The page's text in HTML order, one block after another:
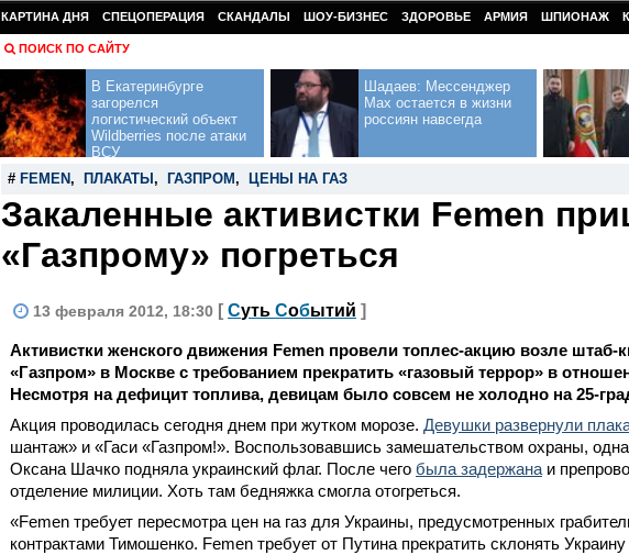
КАРТИНА ДНЯ СПЕЦОПЕРАЦИЯ СКАНДАЛЫ ШОУ-БИЗНЕС ЗДОРОВЬЕ АРМИЯ ШПИОНАЖ
ПОИСК ПО САЙТУ
В Екатеринбурге
загорелся
логистический объект
Wildberries после атаки
ВСУ
Шадаев: Мессенджер
Max остается в жизни
россиян навсегда
# FEMEN , ПЛАКАТЫ , ГАЗПРОМ , ЦЕНЫ НА ГАЗ
Закаленные активистки Femen
«Газпрому» погреться
13 февраля 2012, 18:30 [ Суть Событий ]
Активистки женского движения Femen провели топлес-акцию возле
«Газпром» в Москве с требованием прекратить «газовый террор» в
Несмотря на дефицит топлива, девицам было совсем не холодно на 25-
Акция проводилась сегодня днем при жутком морозе. Девушки развернули
шантаж» и «Гаси «Газпром!». Воспользовавшись замешательством охраны, одна
Оксана Шачко подняла украинский флаг. После чего была задержана и
отделение милиции. Хоть там бедняжка смогла отогреться.
«Femen требует пересмотра цен на газ для Украины, предусмотренных
контрактами Тимошенко. Femen требует от Путина прекратить склонять